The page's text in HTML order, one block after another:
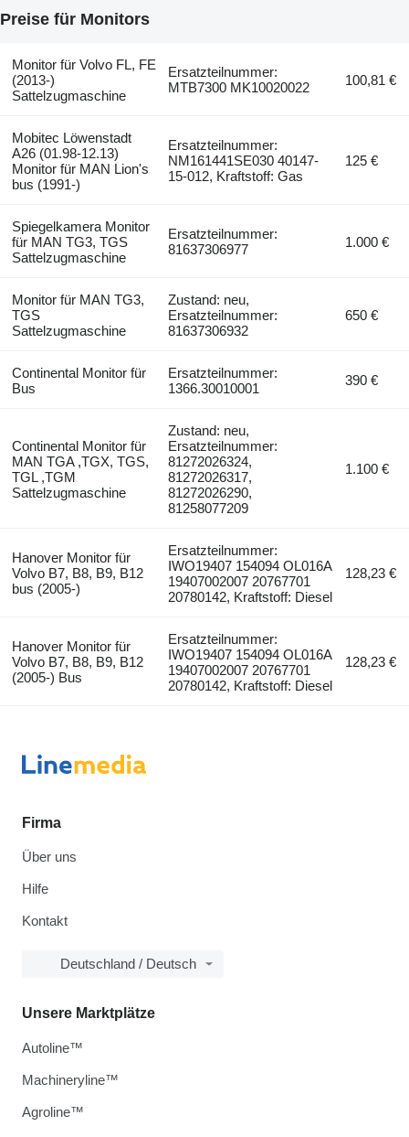
Preise für Monitors
Monitor für Volvo FL, FE
(2013-)
Sattelzugmaschine
Ersatzteilnummer:
MTB7300 MK10020022
100,81 €
Mobitec Löwenstadt
A26 (01.98-12.13)
Monitor für MAN Lion's
bus (1991-)
Ersatzteilnummer:
NM161441SE030 40147-
15-012, Kraftstoff: Gas
125 €
Spiegelkamera Monitor
für MAN TG3, TGS
Sattelzugmaschine
Ersatzteilnummer:
81637306977
1.000 €
Monitor für MAN TG3,
TGS
Sattelzugmaschine
Zustand: neu,
Ersatzteilnummer:
81637306932
650 €
Continental Monitor für
Bus
Ersatzteilnummer:
1366.30010001
390 €
Continental Monitor für
MAN TGA ,TGX, TGS,
TGL ,TGM
Sattelzugmaschine
Zustand: neu,
Ersatzteilnummer:
81272026324,
81272026317,
81272026290,
81258077209
1.100 €
Hanover Monitor für
Volvo B7, B8, B9, B12
bus (2005-)
Ersatzteilnummer:
IWO19407 154094 OL016A
19407002007 20767701
20780142, Kraftstoff: Diesel
128,23 €
Hanover Monitor für
Volvo B7, B8, B9, B12
(2005-) Bus
Ersatzteilnummer:
IWO19407 154094 OL016A
19407002007 20767701
20780142, Kraftstoff: Diesel
128,23 €
Firma
Über uns
Hilfe
Kontakt
Deutschland / Deutsch
Unsere Marktplätze
Autoline™
Machineryline™
Agroline™